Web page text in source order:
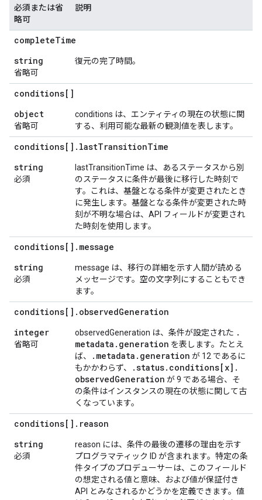
必須または省
略可
説明
completeTime
string
省略可
復元の完了時間。
conditions[]
object
省略可
conditions は、エンティティの現在の状態に関
する、利用可能な最新の観測値を表します。
conditions[] . lastTransitionTime
string
必須
lastTransitionTime は、あるステータスから別
のステータスに条件が最後に移行した時刻で
す。これは、基盤となる条件が変更されたとき
に発生します。基盤となる条件が変更された時
刻が不明な場合は、API フィールドが変更され
た時刻を使用します。
conditions[] . message
string
必須
message は、移行の詳細を示す人間が読める
メッセージです。空の文字列にすることもでき
ます。
conditions[] . observedGeneration
integer
省略可
observedGeneration は、条件が設定された .
metadata . generation を表します。たとえ
ば、
. metadata . generation が 12 であるに
もかかわらず、
.status. conditions[x] .
observedGeneration が 9 である場合、そ
の条件はインスタンスの現在の状態に関して古
くなっています。
conditions[] . reason
string
必須
reason には、条件の最後の遷移の理由を示す
プログラマティック ID が含まれます。特定の条
件タイプのプロデューサーは、このフィールド
の想定される値と意味、および値が保証付き
API とみなされるかどうかを定義できます。値